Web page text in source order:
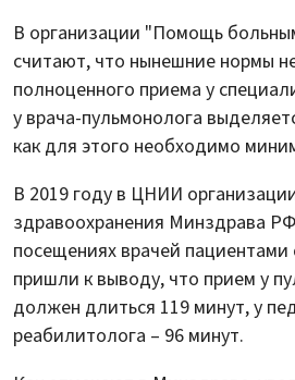
В организации "Помощь
считают, что нынешние нормы
полноценного приема у
у врача-пульмонолога
как для этого необходимо
В 2019 году в ЦНИИ
здравоохранения Минздрава
посещениях врачей
пришли к выводу, что прием у
должен длиться 119 минут, у
реабилитолога – 96 минут.